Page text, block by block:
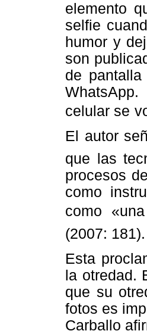
elemento
selfie
humor y
son
de
celular se
El autor
que las
procesos
como
como
(2007: 181).
Esta
la otredad.
que su
fotos es
Carballo